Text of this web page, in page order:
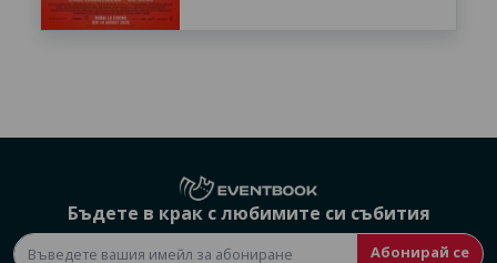
Бъдете в крак с любимите си събития
Абонирай се